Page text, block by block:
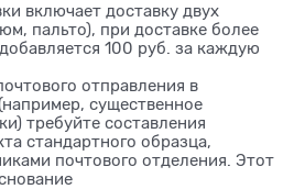
включает доставку двух
пальто), при доставке более
100 руб. за каждую
отправления в
существенное
требуйте составления
стандартного образца,
почтового отделения. Этот